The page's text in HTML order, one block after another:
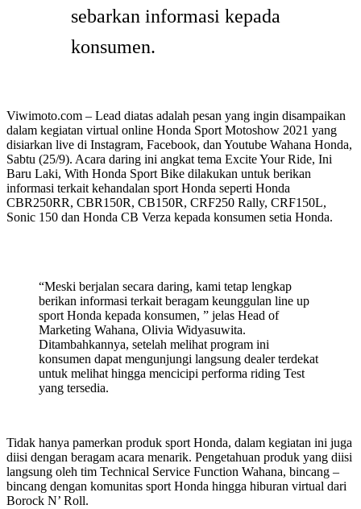
sebarkan informasi kepada
konsumen.
Viwimoto.com – Lead diatas adalah pesan yang ingin disampaikan
dalam kegiatan virtual online Honda Sport Motoshow 2021 yang
disiarkan live di Instagram, Facebook, dan Youtube Wahana Honda,
Sabtu (25/9). Acara daring ini angkat tema Excite Your Ride, Ini
Baru Laki, With Honda Sport Bike dilakukan untuk berikan
informasi terkait kehandalan sport Honda seperti Honda
CBR250RR, CBR150R, CB150R, CRF250 Rally, CRF150L,
Sonic 150 dan Honda CB Verza kepada konsumen setia Honda.
“Meski berjalan secara daring, kami tetap lengkap
berikan informasi terkait beragam keunggulan line up
sport Honda kepada konsumen, ” jelas Head of
Marketing Wahana, Olivia Widyasuwita.
Ditambahkannya, setelah melihat program ini
konsumen dapat mengunjungi langsung dealer terdekat
untuk melihat hingga mencicipi performa riding Test
yang tersedia.
Tidak hanya pamerkan produk sport Honda, dalam kegiatan ini juga
diisi dengan beragam acara menarik. Pengetahuan produk yang diisi
langsung oleh tim Technical Service Function Wahana, bincang –
bincang dengan komunitas sport Honda hingga hiburan virtual dari
Borock N’ Roll.